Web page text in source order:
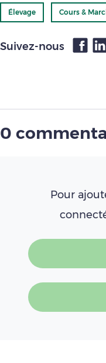
Élevage Cours &
Suivez-nous
0
Pour